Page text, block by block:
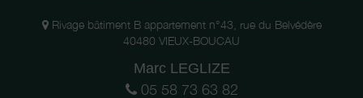
Rivage bâtiment B appartement n°43, rue du Belvédère
40480 VIEUX-BOUCAU
Marc LEGLIZE
05 58 73 63 82